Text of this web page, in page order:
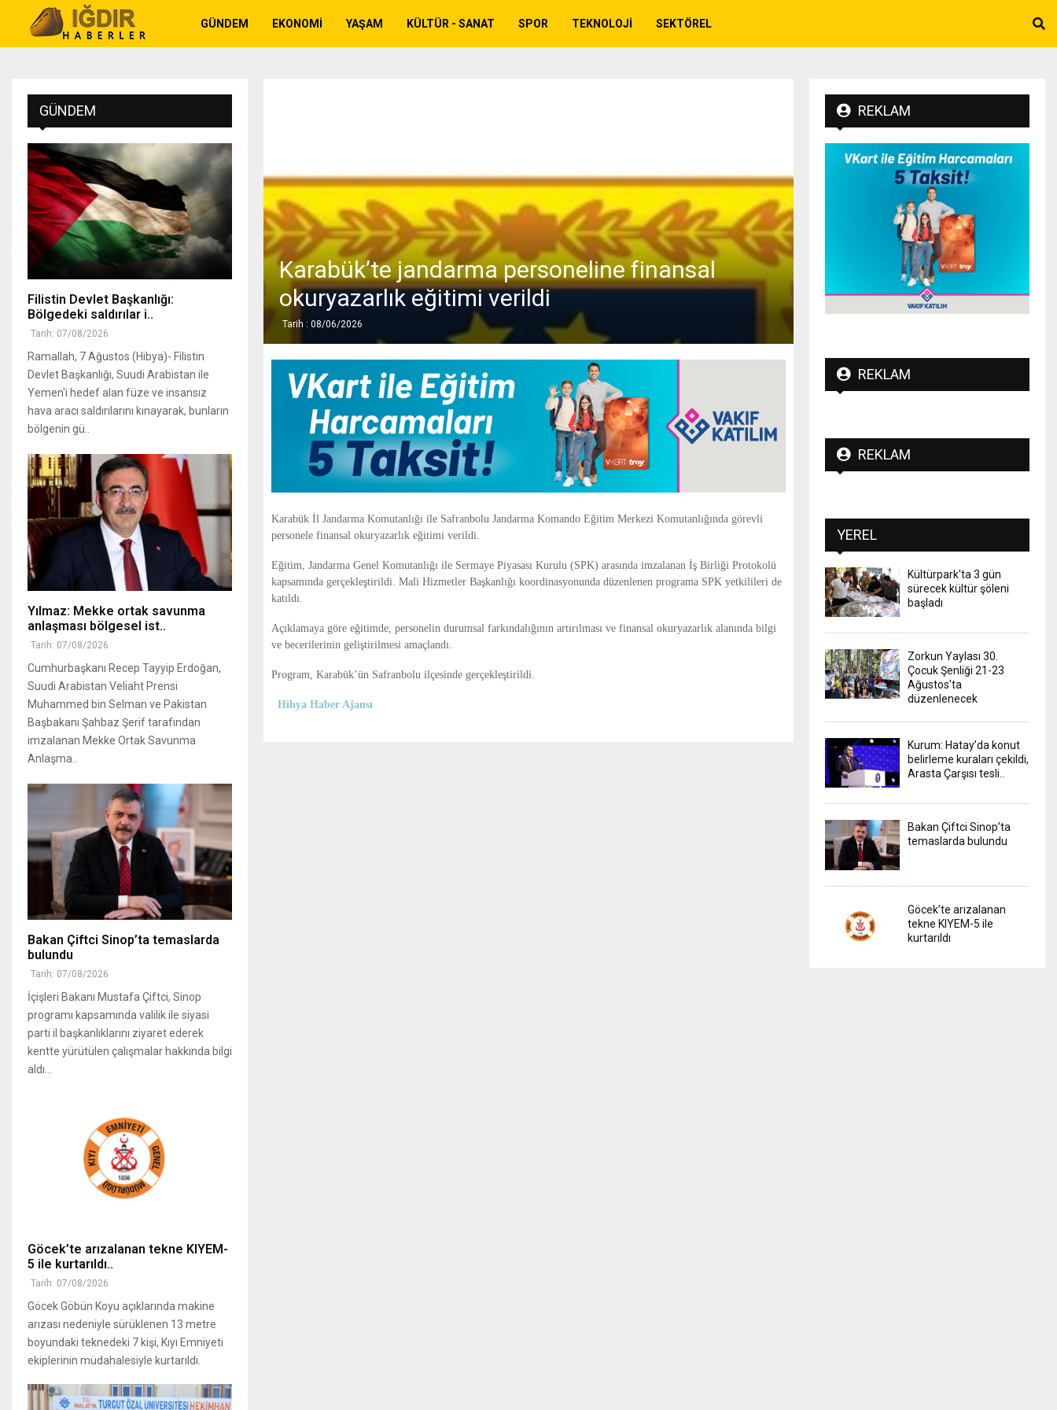
GÜNDEM EKONOMI YAŞAM KÜLTÜR - SANAT SPOR TEKNOLOJI SEKTÖREL
Karabük’te jandarma personeline finansal
okuryazarlık eğitimi verildi
Tarih : 08/06/2026
Karabük İl Jandarma Komutanlığı ile Safranbolu Jandarma Komando Eğitim Merkezi Komutanlığında görevli
personele finansal okuryazarlık eğitimi verildi.
Eğitim, Jandarma Genel Komutanlığı ile Sermaye Piyasası Kurulu (SPK) arasında imzalanan İş Birliği Protokolü
kapsamında gerçekleştirildi. Mali Hizmetler Başkanlığı koordinasyonunda düzenlenen programa SPK yetkilileri de
katıldı.
Açıklamaya göre eğitimde, personelin durumsal farkındalığının artırılması ve finansal okuryazarlık alanında bilgi
ve becerilerinin geliştirilmesi amaçlandı.
Program, Karabük’ün Safranbolu ilçesinde gerçekleştirildi.
Hibya Haber Ajansı
GÜNDEM
Filistin Devlet Başkanlığı:
Bölgedeki saldırılar i..
Tarih: 07/08/2026
Ramallah, 7 Ağustos (Hibya)- Filistin
Devlet Başkanlığı, Suudi Arabistan ile
Yemen'i hedef alan füze ve insansız
hava aracı saldırılarını kınayarak, bunların
bölgenin gü..
Yılmaz: Mekke ortak savunma
anlaşması bölgesel ist..
Tarih: 07/08/2026
Cumhurbaşkanı Recep Tayyip Erdoğan,
Suudi Arabistan Veliaht Prensi
Muhammed bin Selman ve Pakistan
Başbakanı Şahbaz Şerif tarafından
imzalanan Mekke Ortak Savunma
Anlaşma..
Bakan Çiftci Sinop’ta temaslarda
bulundu
Tarih: 07/08/2026
İçişleri Bakanı Mustafa Çiftci, Sinop
programı kapsamında valilik ile siyasi
parti il başkanlıklarını ziyaret ederek
kentte yürütülen çalışmalar hakkında bilgi
aldı...
Göcek’te arızalanan tekne KIYEM-
5 ile kurtarıldı..
Tarih: 07/08/2026
Göcek Göbün Koyu açıklarında makine
arızası nedeniyle sürüklenen 13 metre
boyundaki teknedeki 7 kişi, Kıyı Emniyeti
ekiplerinin müdahalesiyle kurtarıldı.
REKLAM
REKLAM
REKLAM
YEREL
Kültürpark'ta 3 gün
sürecek kültür şöleni
başladı
Zorkun Yaylası 30.
Çocuk Şenliği 21-23
Ağustos'ta
düzenlenecek
Kurum: Hatay’da konut
belirleme kuraları çekildi,
Arasta Çarşısı tesli..
Bakan Çiftci Sinop’ta
temaslarda bulundu
Göcek’te arızalanan
tekne KIYEM-5 ile
kurtarıldı